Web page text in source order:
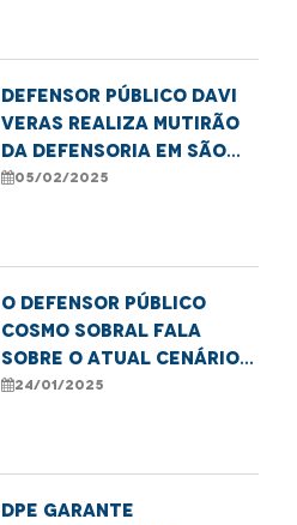
Defensor público Davi
Veras realiza mutirão
da Defensoria em São
Luís para matrículas
05/02/2025
O defensor público
Cosmo sobral fala
sobre o atual cenário
de saúde mental
24/01/2025
DPE garante